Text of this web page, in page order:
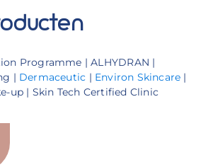
Programme | ALHYDRAN |
| Dermaceutic | Environ Skincare |
up | Skin Tech Certified Clinic